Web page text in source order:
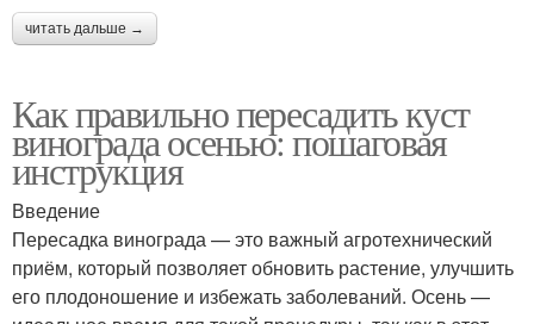
читать дальше →
Как правильно пересадить куст
винограда осенью: пошаговая
инструкция
Введение
Пересадка винограда — это важный агротехнический
приём, который позволяет обновить растение, улучшить
его плодоношение и избежать заболеваний. Осень —